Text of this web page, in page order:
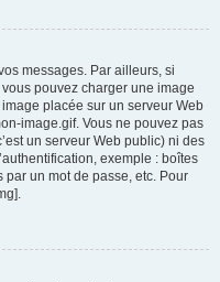
messages. Par ailleurs, si
pouvez charger une image
placée sur un serveur Web
image.gif. Vous ne pouvez pas
un serveur Web public) ni des
exemple : boîtes
un mot de passe, etc. Pour